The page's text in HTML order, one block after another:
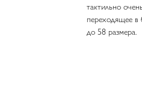
тактильно
переходящее
до 58 размера.